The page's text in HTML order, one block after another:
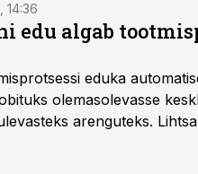
14:36
edu algab
eduka
olemasolevasse
arenguteks.